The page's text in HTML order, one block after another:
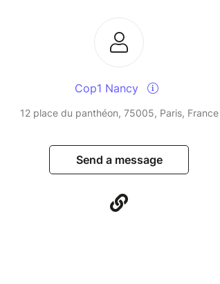
Cop1 Nancy
12 place du panthéon, 75005, Paris, France
Send a message